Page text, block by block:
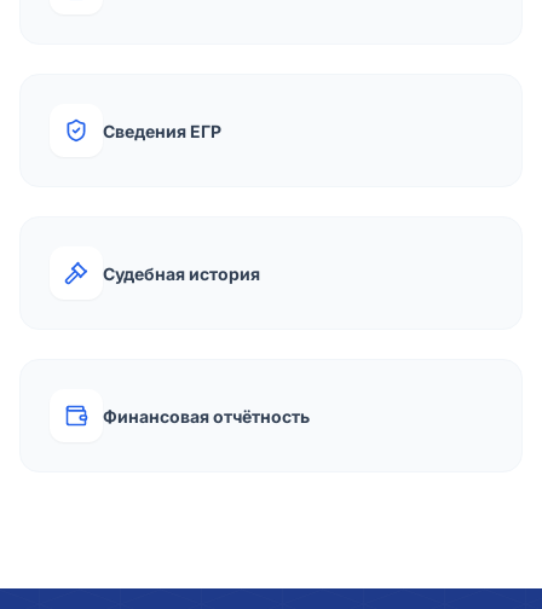
Сведения ЕГР
Судебная история
Финансовая отчётность